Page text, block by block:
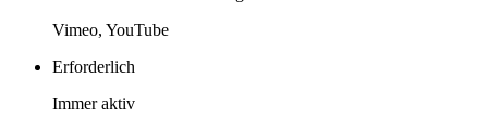
Vimeo, YouTube
Erforderlich
Immer aktiv